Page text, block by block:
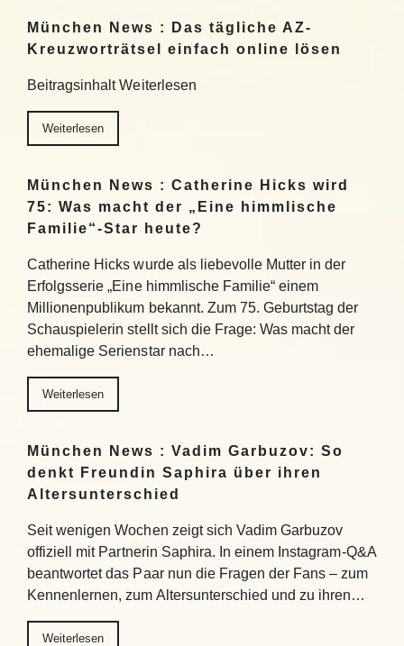
München News : Das tägliche AZ-
Kreuzworträtsel einfach online lösen
Beitragsinhalt Weiterlesen
Weiterlesen
München News : Catherine Hicks wird
75: Was macht der „Eine himmlische
Familie“-Star heute?
Catherine Hicks wurde als liebevolle Mutter in der
Erfolgsserie „Eine himmlische Familie“ einem
Millionenpublikum bekannt. Zum 75. Geburtstag der
Schauspielerin stellt sich die Frage: Was macht der
ehemalige Serienstar nach…
Weiterlesen
München News : Vadim Garbuzov: So
denkt Freundin Saphira über ihren
Altersunterschied
Seit wenigen Wochen zeigt sich Vadim Garbuzov
offiziell mit Partnerin Saphira. In einem Instagram-Q&A
beantwortet das Paar nun die Fragen der Fans – zum
Kennenlernen, zum Altersunterschied und zu ihren…
Weiterlesen